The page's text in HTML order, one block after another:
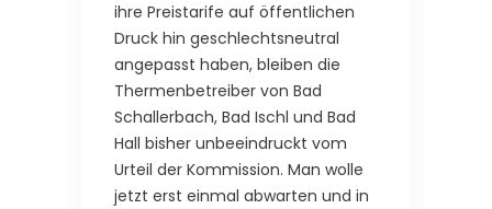
ihre Preistarife auf öffentlichen
Druck hin geschlechtsneutral
angepasst haben, bleiben die
Thermenbetreiber von Bad
Schallerbach, Bad Ischl und Bad
Hall bisher unbeeindruckt vom
Urteil der Kommission. Man wolle
jetzt erst einmal abwarten und in